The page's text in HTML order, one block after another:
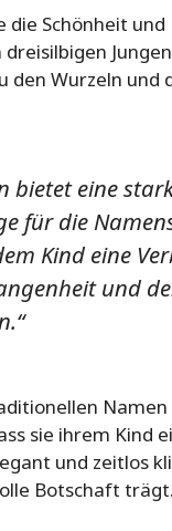
die Schönheit
den Wurzeln und
bietet eine
für die
Kind eine
und
sie ihrem Kind
und zeitlos
Botschaft trägt.